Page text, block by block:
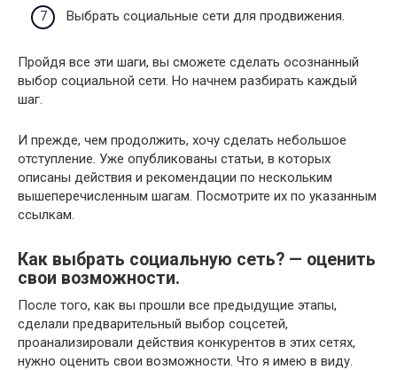
Выбрать социальные сети для продвижения.
Пройдя все эти шаги, вы сможете сделать осознанный
выбор социальной сети. Но начнем разбирать каждый
шаг.
И прежде, чем продолжить, хочу сделать небольшое
отступление. Уже опубликованы статьи, в которых
описаны действия и рекомендации по нескольким
вышеперечисленным шагам. Посмотрите их по указанным
ссылкам.
Как выбрать социальную сеть? — оценить
свои возможности.
После того, как вы прошли все предыдущие этапы,
сделали предварительный выбор соцсетей,
проанализировали действия конкурентов в этих сетях,
нужно оценить свои возможности. Что я имею в виду.